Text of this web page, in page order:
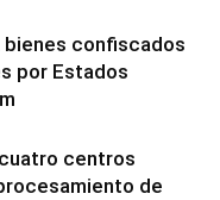
confiscados
por Estados
centros
de